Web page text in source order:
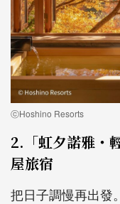
ⓒHoshino Resorts
2.「虹夕諾雅・
屋旅宿
把日子調慢再出發